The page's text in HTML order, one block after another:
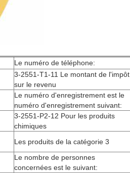
Le numéro de téléphone:
3-2551-T1-11 Le montant de l'impôt
sur le revenu
Le numéro d'enregistrement est le
numéro d'enregistrement suivant:
3-2551-P2-12 Pour les produits
chimiques
Les produits de la catégorie 3
Le nombre de personnes
concernées est le suivant: